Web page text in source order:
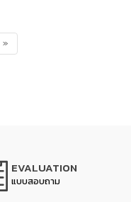
»
EVALUATION
แบบสอบถาม